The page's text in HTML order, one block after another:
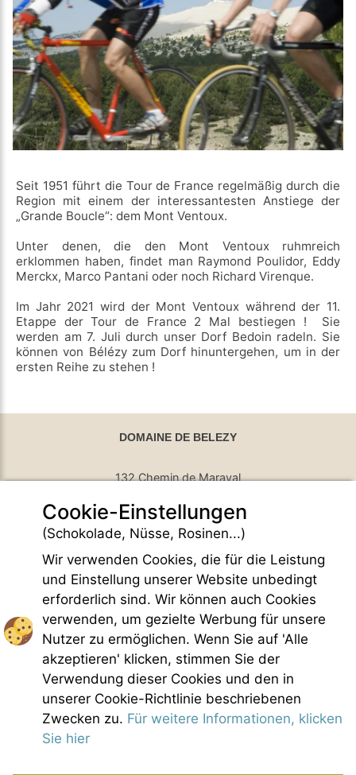
Seit 1951 führt die Tour de France regelmäßig durch die
Region mit einem der interessantesten Anstiege der
„Grande Boucle“: dem Mont Ventoux.
Unter denen, die den Mont Ventoux ruhmreich
erklommen haben, findet man Raymond Poulidor, Eddy
Merckx, Marco Pantani oder noch Richard Virenque.
Im Jahr 2021 wird der Mont Ventoux während der 11.
Etappe der Tour de France 2 Mal bestiegen ! Sie
werden am 7. Juli durch unser Dorf Bedoin radeln. Sie
können von Bélézy zum Dorf hinuntergehen, um in der
ersten Reihe zu stehen !
DOMAINE DE BELEZY
132 Chemin de Maraval
84410 Bedoin - France
GPS Latitude : 44.130661010742187
GPS Longitude : 5.1876931190490723
E-mail : belezy@libranoo.com
Tél : +33(0)4 90 65 60 18
France 4 Naturisme Newsletter
Anfrage Informationen
Handfest FKK-Leben
Gesetzliche Bedingungen
Allgemeine Verkaufsbedingungen
Bildnachweis
Kontakt
Cookie-Einstellungen
(Schokolade, Nüsse, Rosinen...)
Wir verwenden Cookies, die für die Leistung
und Einstellung unserer Website unbedingt
erforderlich sind. Wir können auch Cookies
verwenden, um gezielte Werbung für unsere
Nutzer zu ermöglichen. Wenn Sie auf 'Alle
akzeptieren' klicken, stimmen Sie der
Verwendung dieser Cookies und den in
unserer Cookie-Richtlinie beschriebenen
Zwecken zu. Für weitere Informationen, klicken
Sie hier